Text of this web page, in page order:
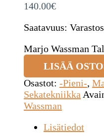
140.00€
Saatavuus:
Marjo Wassman
LISÄÄ
Osastot: -Pieni-,
Sekatekniikka
Wassman
Lisätiedot